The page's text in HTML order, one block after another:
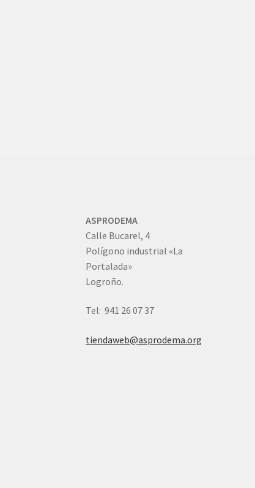
ASPRODEMA
Calle Bucarel, 4
Polígono industrial «La
Portalada»
Logroño.
Tel: 941 26 07 37
tiendaweb@asprodema.org